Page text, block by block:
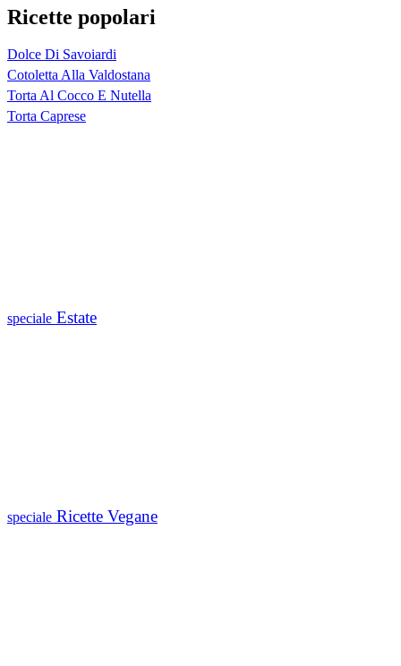
Ricette popolari
Dolce Di Savoiardi
Cotoletta Alla Valdostana
Torta Al Cocco E Nutella
Torta Caprese
speciale Estate
speciale Ricette Vegane